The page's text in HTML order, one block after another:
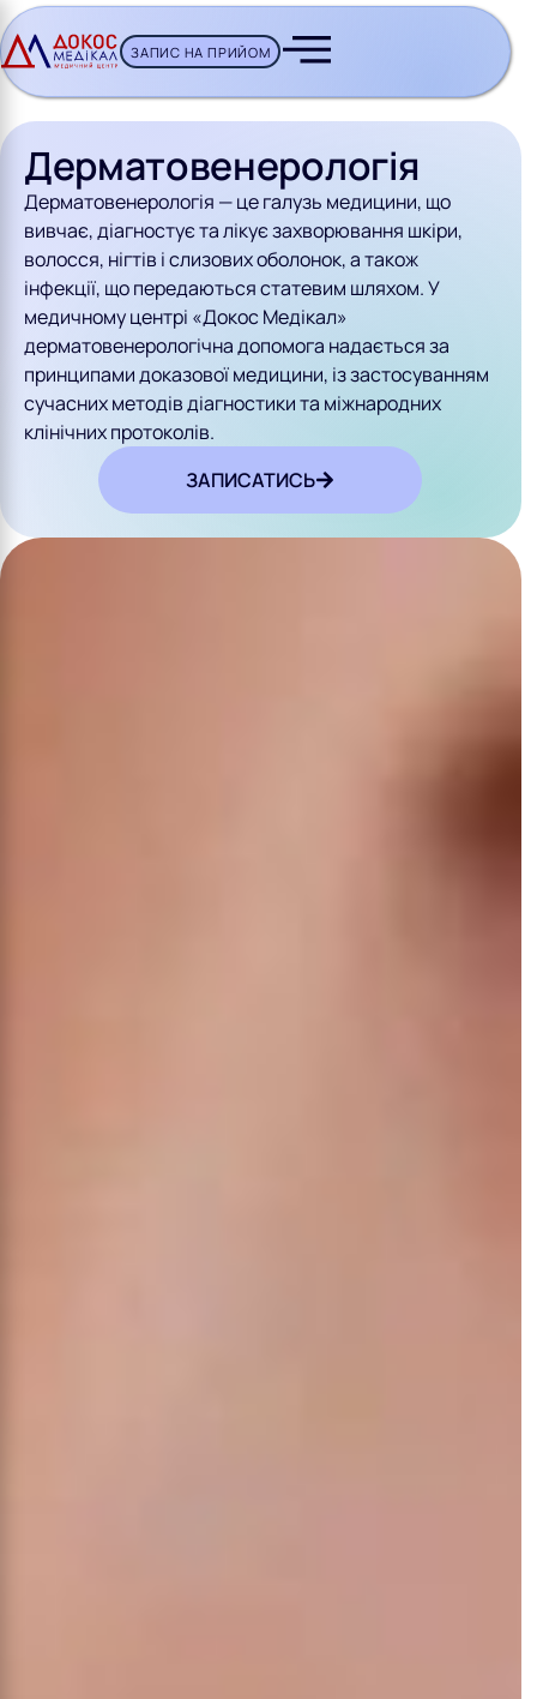
ЗАПИС НА ПРИЙОМ
Дерматовенерологія
Дерматовенерологія — це галузь медицини, що
вивчає, діагностує та лікує захворювання шкіри,
волосся, нігтів і слизових оболонок, а також
інфекції, що передаються статевим шляхом. У
медичному центрі «Докос Медікал»
дерматовенерологічна допомога надається за
принципами доказової медицини, із застосуванням
сучасних методів діагностики та міжнародних
клінічних протоколів.
ЗАПИСАТИСЬ
BUTTON